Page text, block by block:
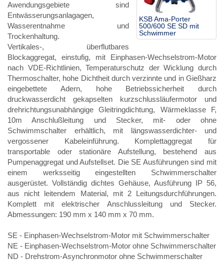
KSB Ama-Porter
500/600 SE SD mit
Schwimmer
Awendungsgebiete sind
Entwässerungsanlagagen,
Wasserentnahme und
Trockenhaltung.
Vertikales-, überflutbares
Blockaggregat, einstufig, mit Einphasen-Wechselstrom-Motor
nach VDE-Richtlinien, Temperaturschutz der Wicklung durch
Thermoschalter, hohe Dichtheit durch verzinnte und in Gießharz
eingebettete Adern, hohe Betriebssicherheit durch
druckwasserdicht gekapselten kurzschlussläufermotor und
drehrichtungsunabhängige Gleitringdichtung, Wärmeklasse F,
10m Anschlußleitung und Stecker, mit- oder ohne
Schwimmschalter erhältlich, mit längswasserdichter- und
vergossener Kabeleinführung. Komplettaggregat für
transportable oder stationäre Aufstellung, bestehend aus
Pumpenaggregat und Aufstellset. Die SE Ausführungen sind mit
einem werksseitig eingestellten Schwimmerschalter
ausgerüstet. Vollständig dichtes Gehäuse, Ausführung IP 56,
aus nicht leitendem Material, mit 2 Leitungsdurchführungen.
Komplett mit elektrischer Anschlussleitung und Stecker.
Abmessungen: 190 mm x 140 mm x 70 mm.
SE - Einphasen-Wechselstrom-Motor mit Schwimmerschalter
NE - Einphasen-Wechselstrom-Motor ohne Schwimmerschalter
ND - Drehstrom-Asynchronmotor ohne Schwimmerschalter